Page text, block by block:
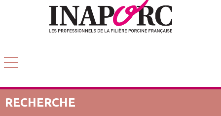
RECHERCHE